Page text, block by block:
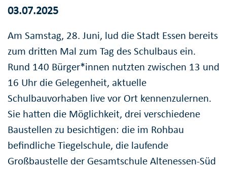
03.07.2025
Am Samstag, 28. Juni, lud die Stadt Essen bereits
zum dritten Mal zum Tag des Schulbaus ein.
Rund 140 Bürger*innen nutzten zwischen 13 und
16 Uhr die Gelegenheit, aktuelle
Schulbauvorhaben live vor Ort kennenzulernen.
Sie hatten die Möglichkeit, drei verschiedene
Baustellen zu besichtigen: die im Rohbau
befindliche Tiegelschule, die laufende
Großbaustelle der Gesamtschule Altenessen-Süd